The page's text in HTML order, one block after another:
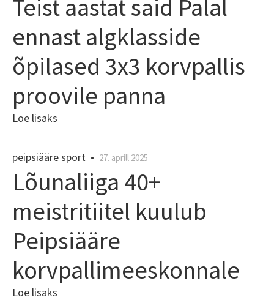
Teist aastat said Palal
ennast algklasside
õpilased 3x3 korvpallis
proovile panna
Loe lisaks
peipsiääre sport • 27. aprill 2025
Lõunaliiga 40+
meistritiitel kuulub
Peipsiääre
korvpallimeeskonnale
Loe lisaks